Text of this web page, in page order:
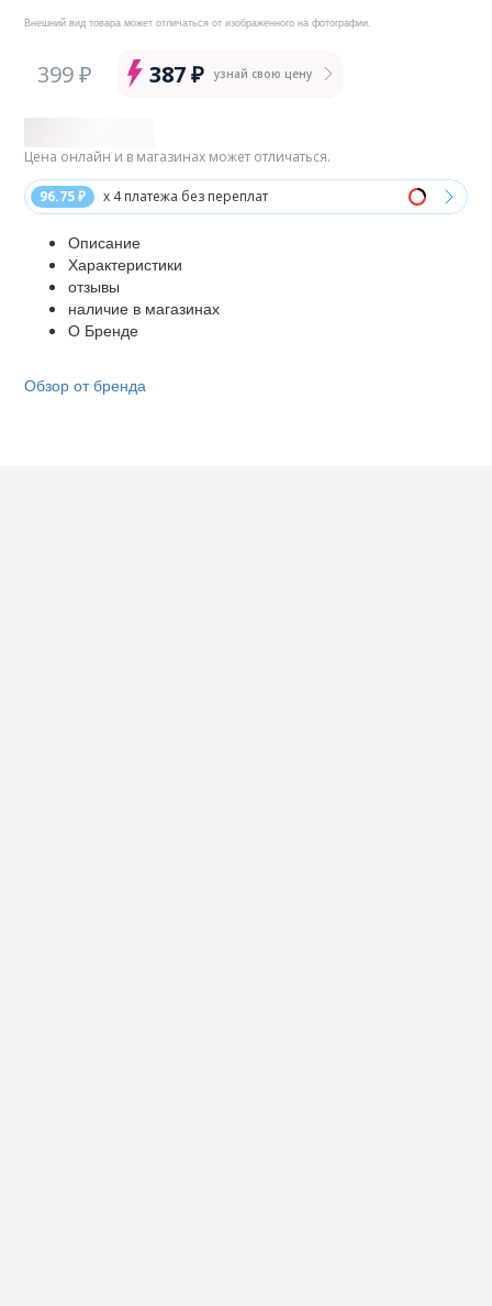
Внешний вид товара может отличаться от изображенного на фотографии.
399 ₽ 387 ₽ узнай свою цену
96.75 ₽ x 4 платежа без переплат
Цена онлайн и в магазинах может отличаться.
Описание
Характеристики
отзывы
наличие в магазинах
О Бренде
Обзор от бренда